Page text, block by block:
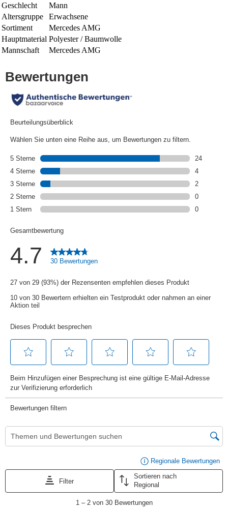
Geschlecht
Mann
Altersgruppe
Erwachsene
Sortiment
Mercedes AMG
Hauptmaterial Polyester / Baumwolle
Mannschaft
Mercedes AMG